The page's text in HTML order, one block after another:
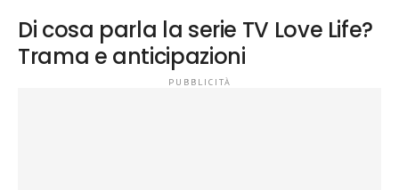
Di cosa parla la serie TV Love Life?
Trama e anticipazioni